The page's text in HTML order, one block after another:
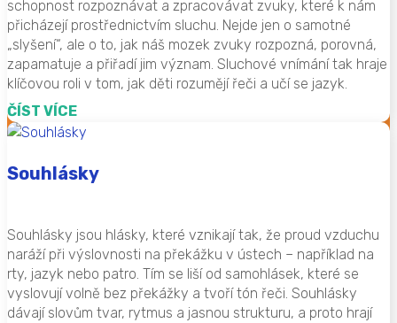
schopnost rozpoznávat a zpracovávat zvuky, které k nám
přicházejí prostřednictvím sluchu. Nejde jen o samotné
„slyšení“, ale o to, jak náš mozek zvuky rozpozná, porovná,
zapamatuje a přiřadí jim význam. Sluchové vnímání tak hraje
klíčovou roli v tom, jak děti rozumějí řeči a učí se jazyk.
ČÍST VÍCE
Souhlásky
Souhlásky jsou hlásky, které vznikají tak, že proud vzduchu
naráží při výslovnosti na překážku v ústech – například na
rty, jazyk nebo patro. Tím se liší od samohlásek, které se
vyslovují volně bez překážky a tvoří tón řeči. Souhlásky
dávají slovům tvar, rytmus a jasnou strukturu, a proto hrají